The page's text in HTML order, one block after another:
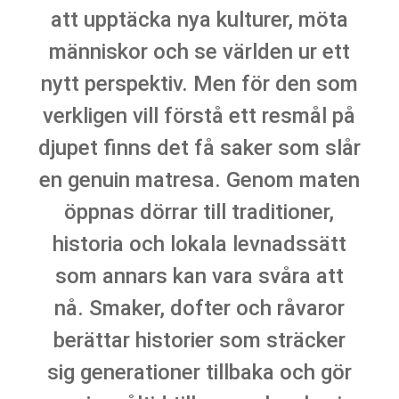
att upptäcka nya kulturer, möta
människor och se världen ur ett
nytt perspektiv. Men för den som
verkligen vill förstå ett resmål på
djupet finns det få saker som slår
en genuin matresa. Genom maten
öppnas dörrar till traditioner,
historia och lokala levnadssätt
som annars kan vara svåra att
nå. Smaker, dofter och råvaror
berättar historier som sträcker
sig generationer tillbaka och gör